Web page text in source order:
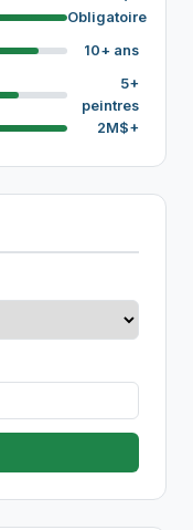
Obligatoire
10+ ans
5+
peintres
2M$+